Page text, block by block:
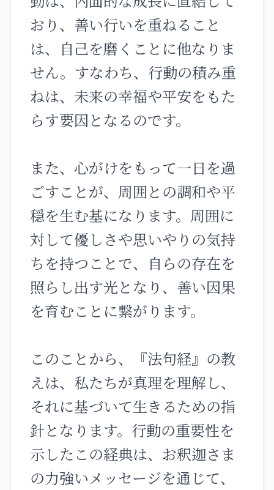
おり、善い行いを重ねること
は、自己を磨くことに他なりま
せん。すなわち、行動の積み重
ねは、未来の幸福や平安をもた
らす要因となるのです。
また、心がけをもって一日を過
ごすことが、周囲との調和や平
穏を生む基になります。周囲に
対して優しさや思いやりの気持
ちを持つことで、自らの存在を
照らし出す光となり、善い因果
を育むことに繋がります。
このことから、『法句経』の教
えは、私たちが真理を理解し、
それに基づいて生きるための指
針となります。行動の重要性を
示したこの経典は、お釈迦さま
の力強いメッセージを通じて、